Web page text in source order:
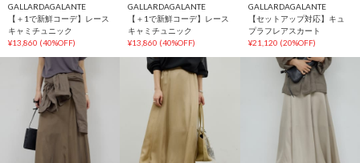
GALLARDAGALANTE
【＋1で新鮮コーデ】レース
キャミチュニック
¥13,860 (40%OFF)
GALLARDAGALANTE
【＋1で新鮮コーデ】レース
キャミチュニック
¥13,860 (40%OFF)
GALLARDAGALANTE
【セットアップ対応】キュ
プラフレアスカート
¥21,120 (20%OFF)